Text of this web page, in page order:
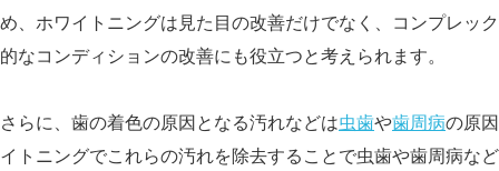
め、ホワイトニングは見た目の改善だけでなく、コンプレッ
的なコンディションの改善にも役立つと考えられます。
さらに、歯の着色の原因となる汚れなどは虫歯や歯周病の原
イトニングでこれらの汚れを除去することで虫歯や歯周病な